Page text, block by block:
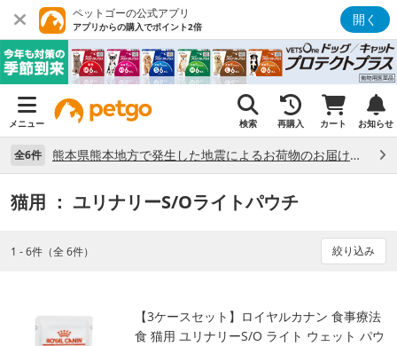
ペットゴーの公式アプリ
アプリからの購入でポイント2倍 開く
メニュー 検索 再購入 カート お知らせ
全6件 熊本県熊本地方で発生した地震によるお荷物のお届け状況について （7/28）
猫用 ： ユリナリーS/Oライトパウチ
1 - 6件（全 6件） 絞り込み
【3ケースセット】ロイヤルカナン 食事療法
食 猫用 ユリナリーS/O ライト ウェット パウ